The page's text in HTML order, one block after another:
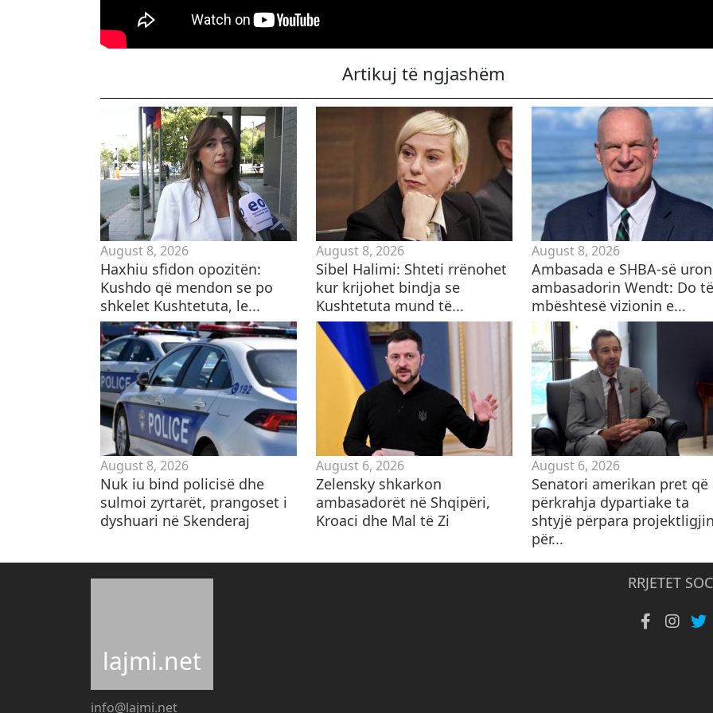
Artikuj të ngjashëm
August 8, 2026
Haxhiu sfidon opozitën:
Kushdo që mendon se po
shkelet Kushtetuta, le...
August 8, 2026
Sibel Halimi: Shteti rrënohet
kur krijohet bindja se
Kushtetuta mund të...
August 8, 2026
Ambasada e SHBA-së uron
ambasadorin Wendt: Do të
mbështesë vizionin e...
August 8, 2026
Nuk iu bind policisë dhe
sulmoi zyrtarët, prangoset i
dyshuari në Skenderaj
August 6, 2026
Zelensky shkarkon
ambasadorët në Shqipëri,
Kroaci dhe Mal të Zi
August 6, 2026
Senatori amerikan pret që
përkrahja dypartiake ta
shtyjë përpara
për...
lajmi.net
info@lajmi.net
RRJETET